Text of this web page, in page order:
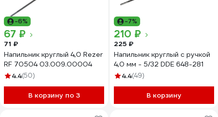
-6%
67 ₽
71 ₽
Напильник круглый 4,0 Rezer
RF 70504 03.009.00004
4.4(50)
В корзину по 3
-7%
210 ₽
225 ₽
Напильник круглый с ручкой
4,0 мм - 5/32 DDE 648-281
4.4(49)
В корзину